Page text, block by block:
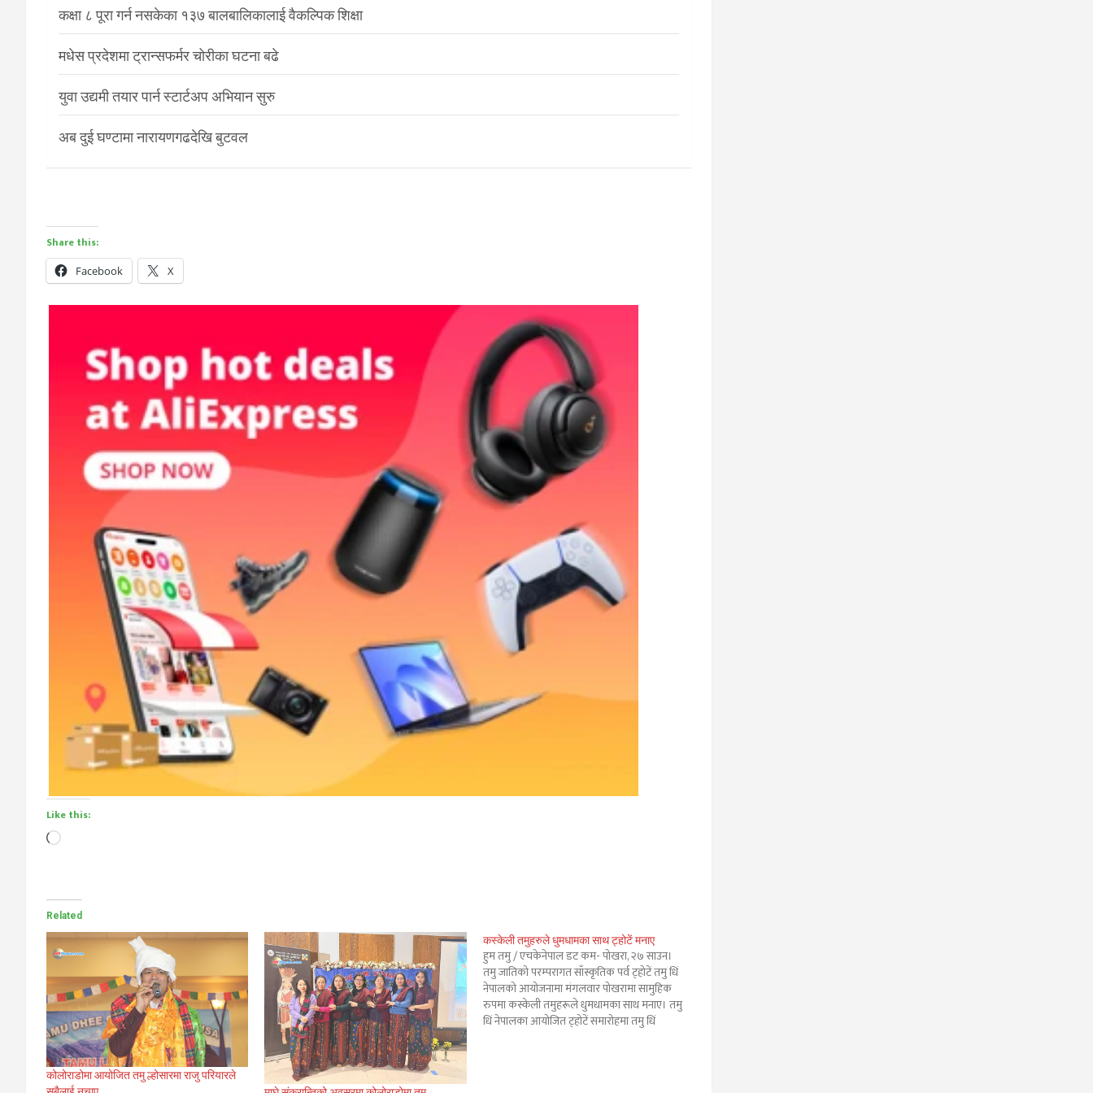
कक्षा ८ पूरा गर्न नसकेका १३७ बालबालिकालाई वैकल्पिक शिक्षा
मधेस प्रदेशमा ट्रान्सफर्मर चोरीका घटना बढे
युवा उद्यमी तयार पार्न स्टार्टअप अभियान सुरु
अब दुई घण्टामा नारायणगढदेखि बुटवल
Share this:
Facebook X
Like this:
Loading…
Related
कोलोराडोमा आयोजित तमु ल्होसारमा राजु परियारले
कस्केली तमुहरुले धुमधामका साथ ट्होटें मनाए
हुम तमु / एचकेनेपाल डट कम- पोखरा, २७ साउन।
तमु जातिको परम्परागत साँस्कृतिक पर्व ट्होटें तमु धिं
नेपालको आयोजनामा मंगलवार पोखरामा सामुहिक
रुपमा कस्केली तमुहरूले धुमधामका साथ मनाए। तमु
धिं नेपालका आयोजित ट्होटें समारोहमा तमु धिं